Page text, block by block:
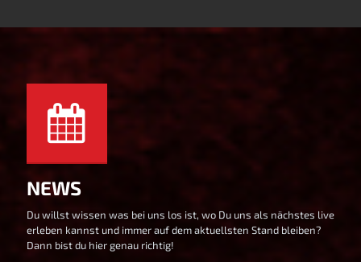
NEWS
Du willst wissen was bei uns los ist, wo Du uns als nächstes live
erleben kannst und immer auf dem aktuellsten Stand bleiben?
Dann bist du hier genau richtig!